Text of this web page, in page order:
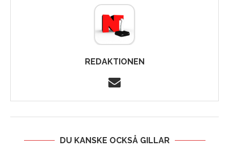
REDAKTIONEN
DU KANSKE OCKSÅ GILLAR